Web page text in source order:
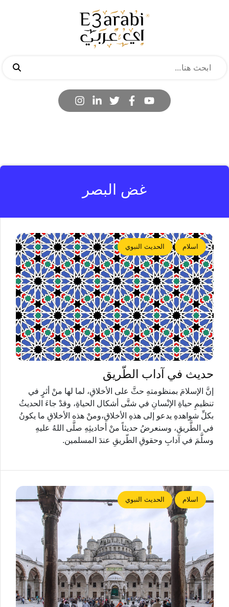
غض البصر
اسلام الحديث النبوي
حديث في آداب الطّريق
إنَّ الإسلامَ بمنظومتهِ حثَّ على الأخلاقِ، لما لها منْ أثرٍ في
تنظيمِ حياةِ الإنْسانِ في شتَّى أشكال الحياةِ، وقدْ جاءَ الحديثُ
بكلِّ شواهدهِ يدعو إلى هذهِ الأخلاقِ،ومنْ هذه الأخلاقِ ما يكونُ
في الطَّريقِ، وسنعرضُ حديثاً منْ أحاديثِهِ صلَّى اللهُ عليهِ
وسلَّمَ في آدابِ وحقوقِ الطّريقِ عندَ المسلمين.
اسلام الحديث النبوي